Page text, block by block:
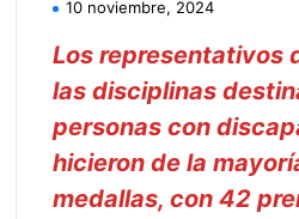
10 noviembre, 2024
Los representativos
las disciplinas
personas con
hicieron de la
medallas, con 42